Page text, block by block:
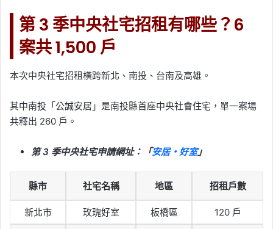
第 3 季中央社宅招租有哪些？6
案共 1,500 戶
本次中央社宅招租橫跨新北、南投、台南及高雄。
其中南投「公誠安居」是南投縣首座中央社會住宅，單一案場
共釋出 260 戶。
第 3 季中央社宅申請網址：「安居・好室」
縣市 社宅名稱 地區 招租戶數
新北市 玫瑰好室 板橋區 120 戶